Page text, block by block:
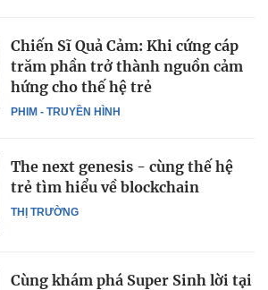
PHIM - TRUYỀN HÌNH
Chiến Sĩ Quả Cảm: Khi cứng cáp
trăm phần trở thành nguồn cảm
hứng cho thế hệ trẻ
THỊ TRƯỜNG
The next genesis - cùng thế hệ
trẻ tìm hiểu về blockchain
Cùng khám phá Super Sinh lời tại